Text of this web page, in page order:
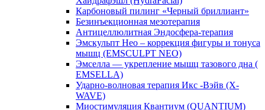
Карбоновый пилинг «Черный бриллиант»
Безинъекционная мезотерапия
Антицеллюлитная Эндосфера-терапия
Эмскульпт Нео – коррекция фигуры и тонуса
мышц (EMSCULPT NEO)
Эмселла — укрепление мышц тазового дна (
EMSELLA)
Ударно-волновая терапия Икс -Вэйв (X-
WAVE)
Миостимуляция Квантиум (QUANTIUM)